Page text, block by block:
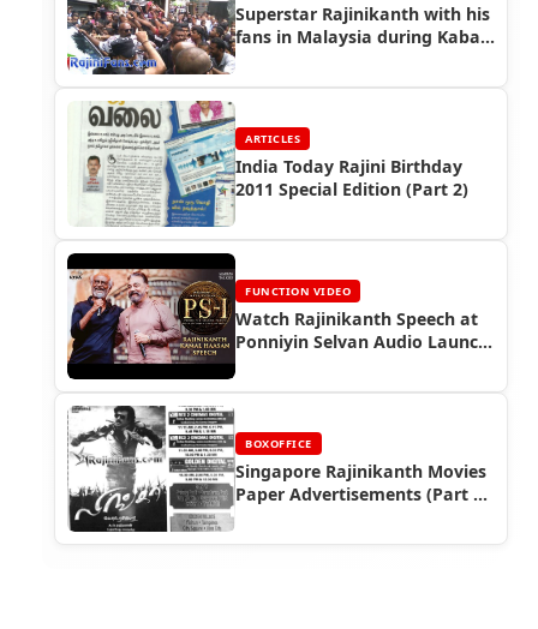
Superstar Rajinikanth with his
fans in Malaysia during Kabali
ARTICLES
India Today Rajini Birthday
2011 Special Edition (Part 2)
FUNCTION VIDEO
Watch Rajinikanth Speech at
Ponniyin Selvan Audio Launch
BOXOFFICE
Singapore Rajinikanth Movies
Paper Advertisements (Part 9)